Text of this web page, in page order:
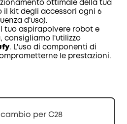
ottimale della tua
il kit degli accessori ogni 6
d'uso).
tuo aspirapolvere robot e
consigliamo l'utilizzo
. L'uso di componenti di
le prestazioni.
per C28